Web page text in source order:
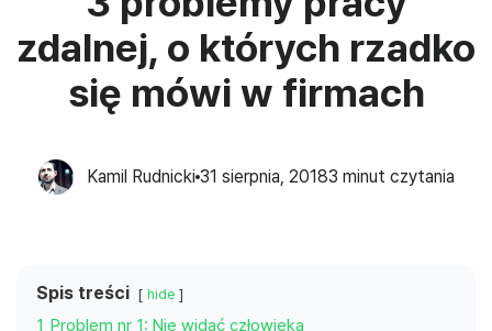
zdalnej, o których rzadko
się mówi w firmach
Kamil Rudnicki 31 sierpnia, 20183 minut czytania
Spis treści hide
1 Problem nr 1: Nie widać człowieka